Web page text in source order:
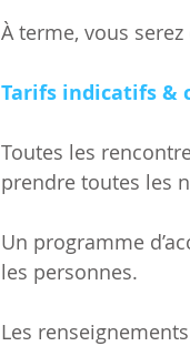
À terme, vous
Tarifs indicatifs &
Toutes les
prendre toutes les
Un programme
les personnes.
Les